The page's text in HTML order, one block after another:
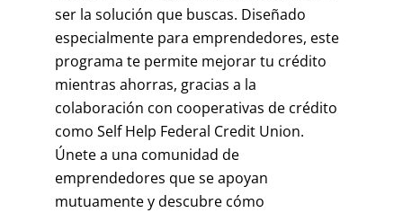
ser la solución que buscas. Diseñado
especialmente para emprendedores, este
programa te permite mejorar tu crédito
mientras ahorras, gracias a la
colaboración con cooperativas de crédito
como Self Help Federal Credit Union.
Únete a una comunidad de
emprendedores que se apoyan
mutuamente y descubre cómo